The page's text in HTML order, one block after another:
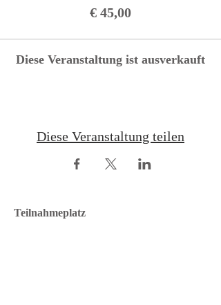
€ 45,00
Diese Veranstaltung ist ausverkauft
Diese Veranstaltung teilen
Teilnahmeplatz